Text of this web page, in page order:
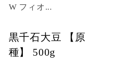
W フィオ...
黒千石大豆 【原
種】 500g